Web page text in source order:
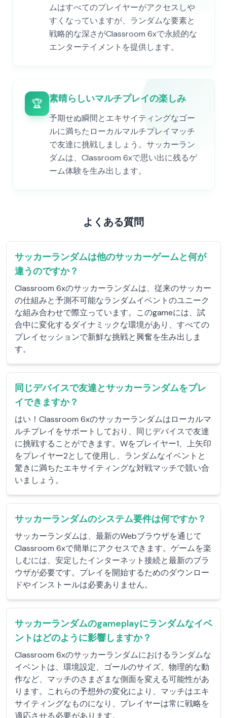
ムはすべてのプレイヤーがアクセスしや
すくなっていますが、ランダムな要素と
戦略的な深さがClassroom 6xで永続的な
エンターテイメントを提供します。
🏆 素晴らしいマルチプレイの楽しみ
予期せぬ瞬間とエキサイティングなゴー
ルに満ちたローカルマルチプレイマッチ
で友達に挑戦しましょう。サッカーラン
ダムは、Classroom 6xで思い出に残るゲ
ーム体験を生み出します。
よくある質問
サッカーランダムは他のサッカーゲームと何が
違うのですか？
Classroom 6xのサッカーランダムは、従来のサッカー
の仕組みと予測不可能なランダムイベントのユニーク
な組み合わせで際立っています。このgameには、試
合中に変化するダイナミックな環境があり、すべての
プレイセッションで新鮮な挑戦と興奮を生み出しま
す。
同じデバイスで友達とサッカーランダムをプレ
イできますか？
はい！Classroom 6xのサッカーランダムはローカルマ
ルチプレイをサポートしており、同じデバイスで友達
に挑戦することができます。Wをプレイヤー1、上矢印
をプレイヤー2として使用し、ランダムなイベントと
驚きに満ちたエキサイティングな対戦マッチで競い合
いましょう。
サッカーランダムのシステム要件は何ですか？
サッカーランダムは、最新のWebブラウザを通じて
Classroom 6xで簡単にアクセスできます。ゲームを楽
しむには、安定したインターネット接続と最新のブラ
ウザが必要です。プレイを開始するためのダウンロー
ドやインストールは必要ありません。
サッカーランダムのgameplayにランダムなイベ
ントはどのように影響しますか？
Classroom 6xのサッカーランダムにおけるランダムな
イベントは、環境設定、ゴールのサイズ、物理的な動
作など、マッチのさまざまな側面を変える可能性があ
ります。これらの予想外の変化により、マッチはエキ
サイティングなものになり、プレイヤーは常に戦略を
適応させる必要があります。